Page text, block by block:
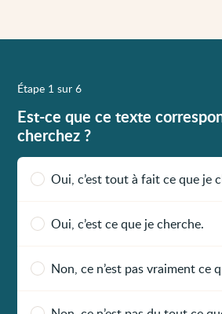
Étape 1 sur 6
Est-ce que ce texte
cherchez ?
Oui, c’est tout à fait ce que je
Oui, c’est ce que je cherche.
Non, ce n’est pas vraiment ce